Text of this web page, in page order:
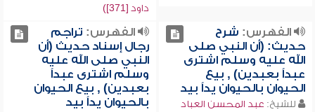
داود [371])
الفهرس: شرح
حديث: (أن النبي صلى
الله عليه وسلم اشترى
عبداً بعبدين) , بيع
الحيوان بالحيوان يداً بيد
للشيخ: عبد المحسن العباد
الفهرس: تراجم
رجال إسناد حديث (أن
النبي صلى الله عليه
وسلم اشترى عبداً
بعبدين) , بيع الحيوان
بالحيوان يداً بيد